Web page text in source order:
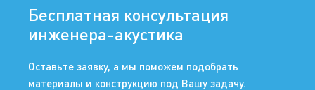
Бесплатная консультация
инженера-акустика
Оставьте заявку, а мы поможем подобрать
материалы и конструкцию под Вашу задачу.